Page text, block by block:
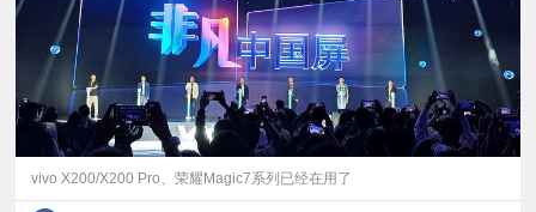
快
vivo X200/X200 Pro、荣耀Magic7系列已经在用了